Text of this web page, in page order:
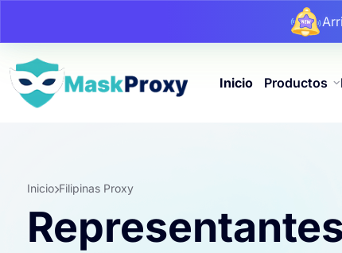
Inicio Productos
Inicio Filipinas Proxy